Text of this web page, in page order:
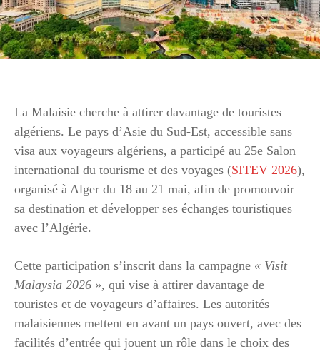
La Malaisie cherche à attirer davantage de touristes
algériens. Le pays d’Asie du Sud-Est, accessible sans
visa aux voyageurs algériens, a participé au 25e Salon
international du tourisme et des voyages (SITEV 2026),
organisé à Alger du 18 au 21 mai, afin de promouvoir
sa destination et développer ses échanges touristiques
avec l’Algérie.
Cette participation s’inscrit dans la campagne « Visit
Malaysia 2026 », qui vise à attirer davantage de
touristes et de voyageurs d’affaires. Les autorités
malaisiennes mettent en avant un pays ouvert, avec des
facilités d’entrée qui jouent un rôle dans le choix des